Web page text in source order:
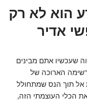
הוא לא רק
אדיר
שעכשיו אתם מבינים
הארוכה של
אל תוך הנס שמתחולל
הכלי העוצמתי הזה,